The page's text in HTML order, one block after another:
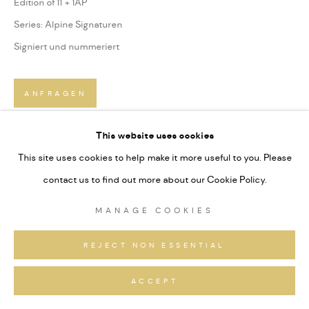
This website uses cookies
This site uses cookies to help make it more useful to you. Please
contact us to find out more about our Cookie Policy.
MANAGE COOKIES
REJECT NON ESSENTIAL
ACCEPT
Edition of 11 + 1AP
Series: Alpine Signaturen
Signiert und nummeriert
ANFRAGEN
TEILEN